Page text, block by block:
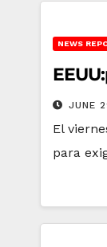
NEWS
JUNE
El
para